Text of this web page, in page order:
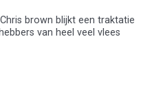
brown blijkt een traktatie
van heel veel vlees